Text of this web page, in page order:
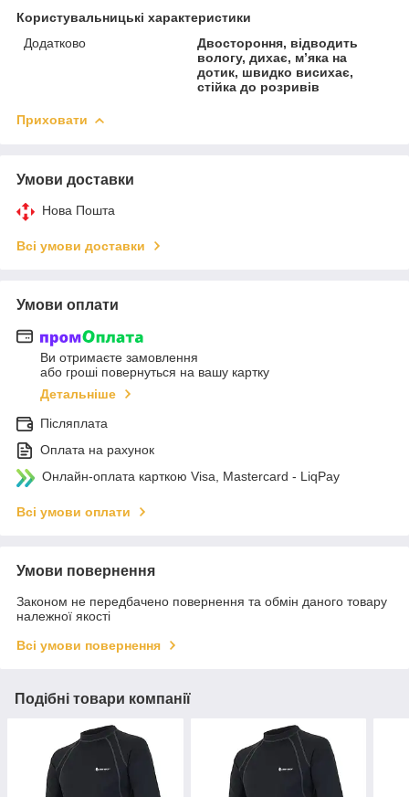
Користувальницькі характеристики
Додатково
Двостороння, відводить
вологу, дихає, м’яка на
дотик, швидко висихає,
стійка до розривів
Приховати
Умови доставки
Нова Пошта
Всі умови доставки
Умови оплати
Ви отримаєте замовлення
або гроші повернуться на вашу картку
Детальніше
Післяплата
Оплата на рахунок
Онлайн-оплата карткою Visa, Mastercard - LiqPay
Всі умови оплати
Умови повернення
Законом не передбачено повернення та обмін даного товару
належної якості
Всі умови повернення
Подібні товари компанії